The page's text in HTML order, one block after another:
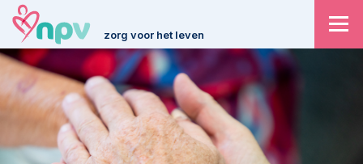
zorg voor het leven